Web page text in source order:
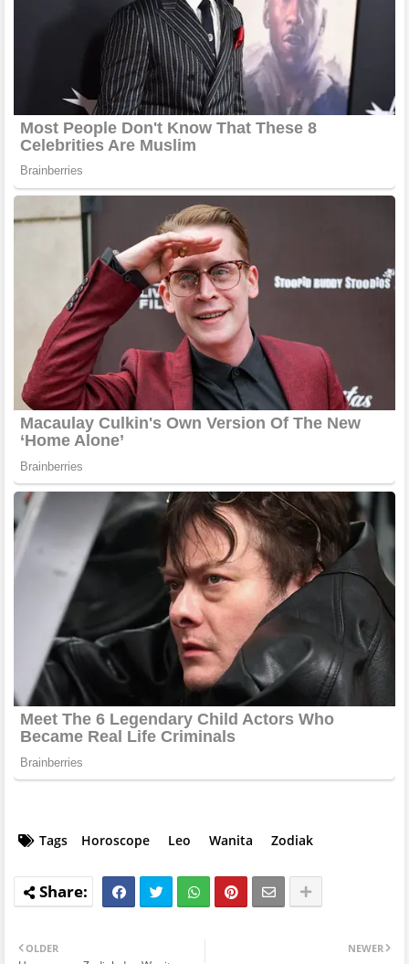
Tags Horoscope Leo Wanita Zodiak
NEWER
OLDER